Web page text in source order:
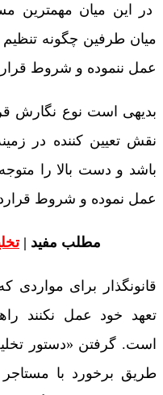
در این میان مهمترین
میان طرفین چگونه
عمل ننموده و شروط
بدیهی است نوع نگارش
نقش تعیین کننده در
باشد و دست بالا را
عمل نموده و شروط
مطلب مفید |
قانونگذار برای مواردی
تعهد خود عمل نکنند
است. گرفتن «دستور
طریق برخورد با